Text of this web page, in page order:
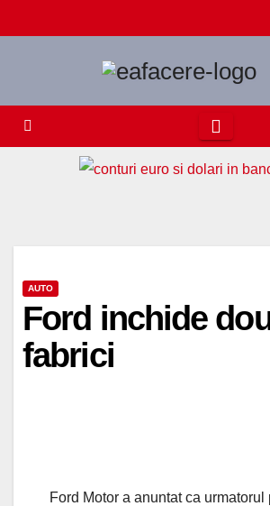
to
AUTO
Ford inchide
fabrici
Ford Motor a anuntat ca urmatorul